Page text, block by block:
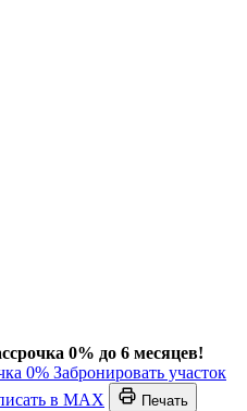
0% до 6 месяцев!
0% Забронировать участок
в MAX Печать